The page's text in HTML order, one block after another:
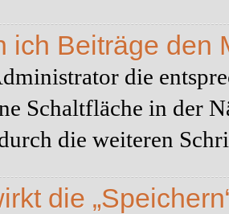
ich Beiträge den
die
Schaltfläche in der
die weiteren
die